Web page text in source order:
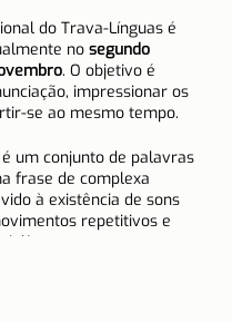
do Trava-Línguas é
no segundo
. O objetivo é
impressionar os
se ao mesmo tempo.
um conjunto de palavras
frase de complexa
à existência de sons
repetitivos e
língua.